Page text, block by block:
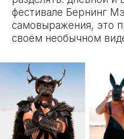
фестивале Бернинг
самовыражения, это
своём необычном